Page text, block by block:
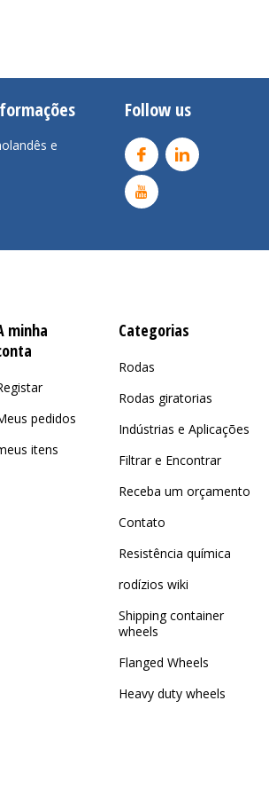
e
Follow us
minha
pedidos
itens
Categorias
Rodas
Rodas giratorias
Indústrias e Aplicações
Filtrar e Encontrar
Receba um orçamento
Contato
Resistência química
rodízios wiki
Shipping container
wheels
Flanged Wheels
Heavy duty wheels